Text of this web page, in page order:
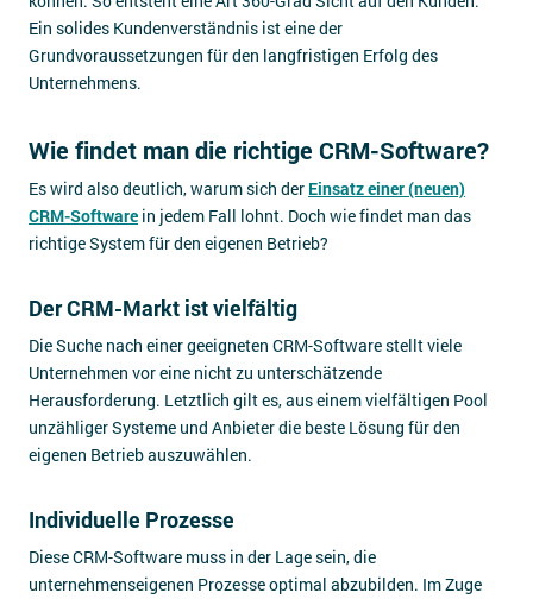
Ein solides Kundenverständnis ist eine der
Grundvoraussetzungen für den langfristigen Erfolg des
Unternehmens.
Wie findet man die richtige CRM-Software?
Es wird also deutlich, warum sich der Einsatz einer (neuen)
CRM-Software in jedem Fall lohnt. Doch wie findet man das
richtige System für den eigenen Betrieb?
Der CRM-Markt ist vielfältig
Die Suche nach einer geeigneten CRM-Software stellt viele
Unternehmen vor eine nicht zu unterschätzende
Herausforderung. Letztlich gilt es, aus einem vielfältigen Pool
unzähliger Systeme und Anbieter die beste Lösung für den
eigenen Betrieb auszuwählen.
Individuelle Prozesse
Diese CRM-Software muss in der Lage sein, die
unternehmenseigenen Prozesse optimal abzubilden. Im Zuge